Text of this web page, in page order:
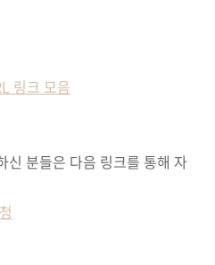
링크 모음
신 분들은 다음 링크를 통해 자